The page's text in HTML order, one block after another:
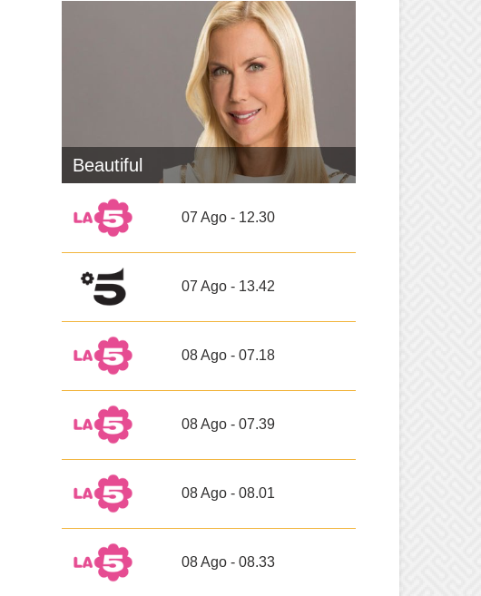
Beautiful
07 Ago - 12.30
07 Ago - 13.42
08 Ago - 07.18
08 Ago - 07.39
08 Ago - 08.01
08 Ago - 08.33